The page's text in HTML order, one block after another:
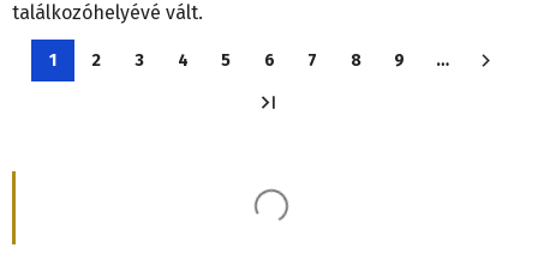
találkozóhelyévé vált.
Oldalszámozás
Jelenlegi
1
Oldal
2
Oldal
3
Oldal
4
Oldal
5
Oldal
6
Oldal
7
Oldal
8
Oldal
9 …